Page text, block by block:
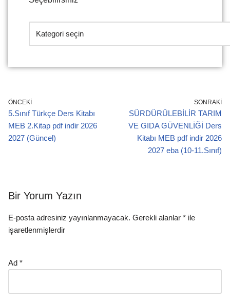
ÖNCEKI
5.Sınıf Türkçe Ders Kitabı
MEB 2.Kitap pdf indir 2026
2027 (Güncel)
SONRAKI
SÜRDÜRÜLEBİLİR TARIM
VE GIDA GÜVENLİĞİ Ders
Kitabı MEB pdf indir 2026
2027 eba (10-11.Sınıf)
Bir Yorum Yazın
E-posta adresiniz yayınlanmayacak. Gerekli alanlar * ile
işaretlenmişlerdir
Ad *